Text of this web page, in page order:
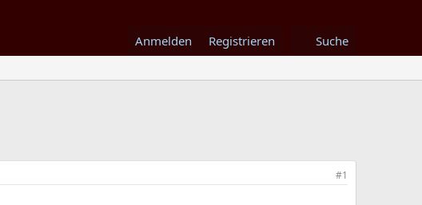
Anmelden Registrieren Suche
#1